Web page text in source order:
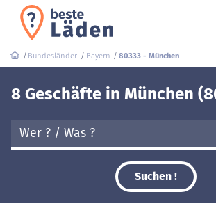
Bundesländer Bayern 80333 - München
8 Geschäfte in München
Suchen !